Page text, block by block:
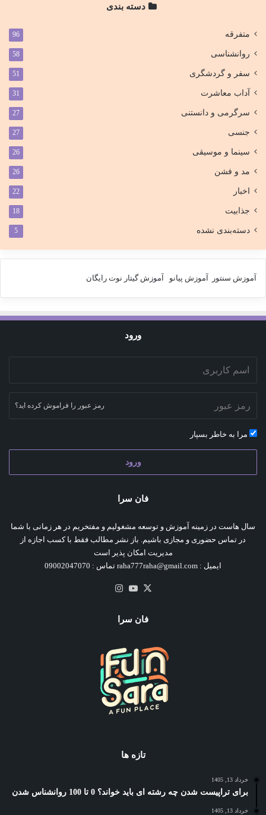
دسته بندی
متفرقه 96
روانشناسی 58
سفر و گردشگری 51
آداب معاشرت 31
سرگرمی و دانستنی 27
جنسی 27
سینما و موسیقی 26
مد و فشن 26
اخبار 22
جذابیت 18
دسته‌بندی نشده 5
آموزش سنتور آموزش پیانو آموزش گیتار نوت رایگان
ورود
رمز عبور را فراموش کرده اید؟
مرا به خاطر بسپار
ورود
فان سرا
سال هاست در زمینه آموزش و توسعه مشغولیم و مفتخریم در هر زمانی با شما
در تماس حضوری و مجازی باشیم. باز نشر مطالب فقط با کسب اجازه از
مدیریت امکان پذیر است
ایمیل : raha777raha@gmail.com تماس : 09002047070
X یوتیوب
فان سرا
تازه ها
خرداد 13, 1405
برای تراپیست شدن چه رشته ای باید خواند؟ 0 تا 100 روانشناس شدن
خرداد 13, 1405